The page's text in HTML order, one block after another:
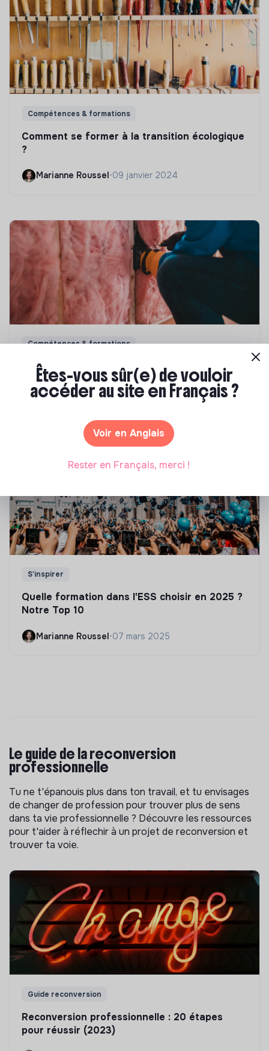
Compétences & formations
Comment se former à la transition écologique
?
Marianne Roussel •09 janvier 2024
Compétences & formations
Top 8 des formations en rénovation
énergétique des bâtiments
S'inspirer
Quelle formation dans l'ESS choisir en 2025 ?
Notre Top 10
Marianne Roussel•07 mars 2025
Le guide de la reconversion
professionnelle
Tu ne t'épanouis plus dans ton travail, et tu envisages
de changer de profession pour trouver plus de sens
dans ta vie professionnelle ? Découvre les ressources
pour t'aider à réflechir à un projet de reconversion et
trouver ta voie.
Guide reconversion
Reconversion professionnelle : 20 étapes
pour réussir (2023)
Êtes-vous sûr(e) de vouloir
accéder au site en Français ?
Voir en Anglais
Rester en Français, merci !